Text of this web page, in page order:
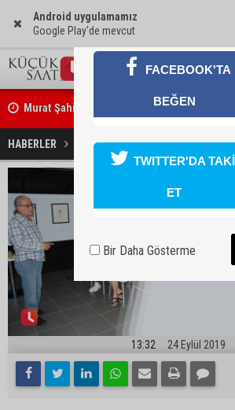
Android uygulamamız
Google Play'de mevcut
Murat Şahin Aktürk, YENİ Parti Tufanbeyli
ASKİ Genel Müdürü Mansur Aladağ emekli
HABERLER GÜNDEM Uygur: Aslında
13:32 24 Eylül 2019
FACEBOOK'TA
BEĞEN
TWITTER'DA
ET
Bir Daha Gösterme